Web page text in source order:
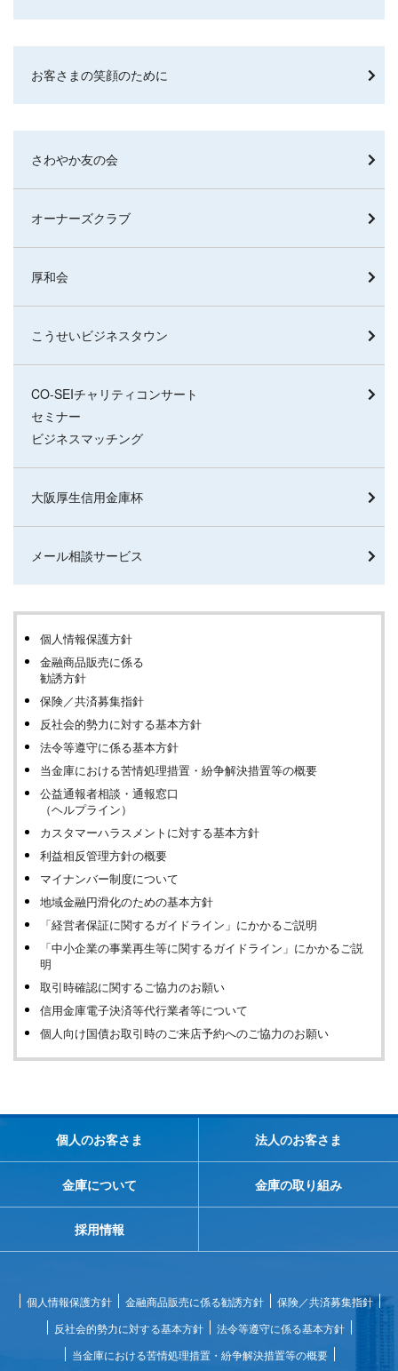
お客さまの笑顔のために
さわやか友の会
オーナーズクラブ
厚和会
こうせいビジネスタウン
CO-SEIチャリティコンサート
セミナー
ビジネスマッチング
大阪厚生信用金庫杯
メール相談サービス
個人情報保護方針
金融商品販売に係る
勧誘方針
保険／共済募集指針
反社会的勢力に対する基本方針
法令等遵守に係る基本方針
当金庫における苦情処理措置・紛争解決措置等の概要
公益通報者相談・通報窓口
（ヘルプライン）
カスタマーハラスメントに対する基本方針
利益相反管理方針の概要
マイナンバー制度について
地域金融円滑化のための基本方針
「経営者保証に関するガイドライン」にかかるご説明
「中小企業の事業再生等に関するガイドライン」にかかるご説
明
取引時確認に関するご協力のお願い
信用金庫電子決済等代行業者等について
個人向け国債お取引時のご来店予約へのご協力のお願い
個人のお客さま 法人のお客さま
金庫について 金庫の取り組み
採用情報
個人情報保護方針 金融商品販売に係る勧誘方針
保険／共済募集指針
反社会的勢力に対する基本方針
法令等遵守に係る基本方針
当金庫における苦情処理措置・紛争解決措置等の概要